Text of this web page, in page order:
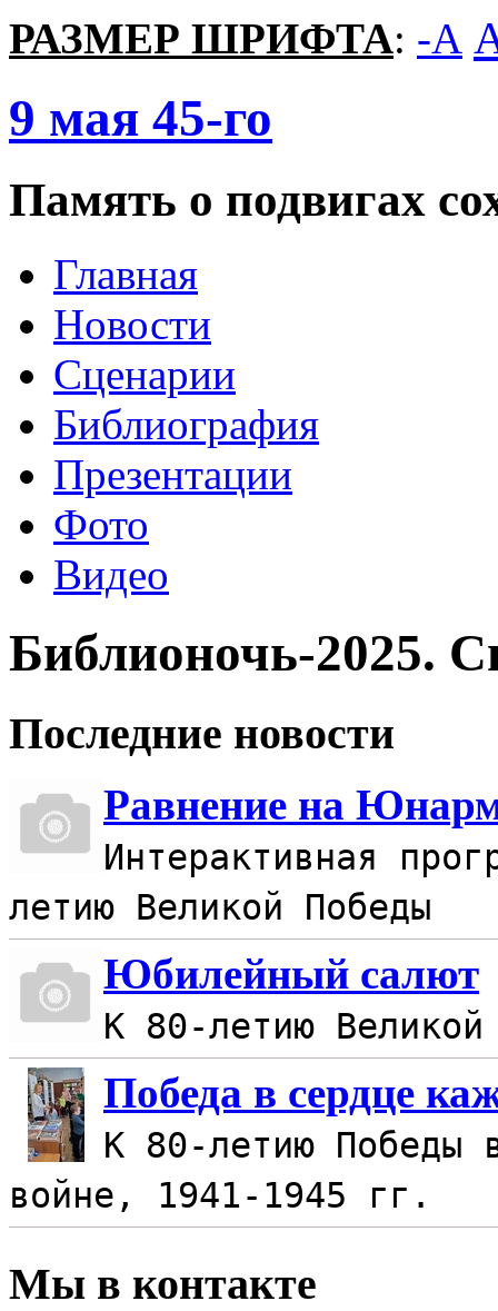
РАЗМЕР ШРИФТА: -A
9 мая 45-го
Память о подвигах
Главная
Новости
Сценарии
Библиография
Презентации
Фото
Видео
Библионочь-2025.
Последние новости
Равнение на
Интерактивная
летию Великой Победы
Юбилейный салют
К 80-летию Великой
Победа в сердце
К 80-летию Победы
войне, 1941-1945 гг.
Мы в контакте